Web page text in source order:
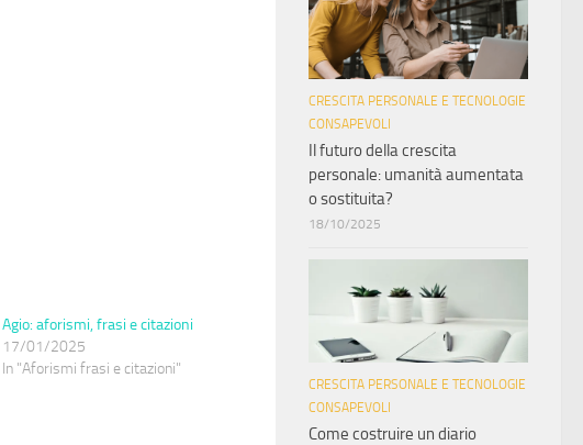
Agio: aforismi, frasi e citazioni
17/01/2025
In "Aforismi frasi e citazioni"
CRESCITA PERSONALE E TECNOLOGIE
CONSAPEVOLI
Il futuro della crescita
personale: umanità aumentata
o sostituita?
18/10/2025
CRESCITA PERSONALE E TECNOLOGIE
CONSAPEVOLI
Come costruire un diario